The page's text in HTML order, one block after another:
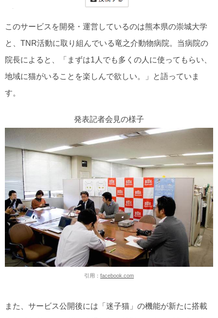
このサービスを開発・運営しているのは熊本県の崇城大学
と、TNR活動に取り組んでいる竜之介動物病院。当病院の
院長によると、「まずは1人でも多くの人に使ってもらい、
地域に猫がいることを楽しんで欲しい。」と語っていま
す。
発表記者会見の様子
引用： facebook.com
また、サービス公開後には「迷子猫」の機能が新たに搭載